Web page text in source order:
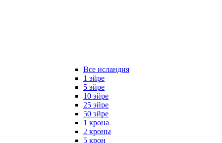
Все исландия
1 эйре
5 эйре
10 эйре
25 эйре
50 эйре
1 крона
2 кроны
5 крон